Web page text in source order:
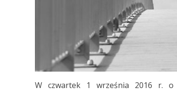
W czwartek 1 września 2016 r. o